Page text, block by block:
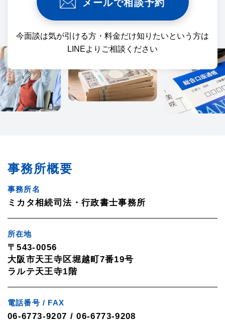
メールで相談予約
今面談は気が引ける方・料金だけ知りたいという方は
LINEよりご相談ください
事務所概要
事務所名
ミカタ相続司法・行政書士事務所
所在地
〒543-0056
大阪市天王寺区堀越町7番19号
ラルテ天王寺1階
電話番号 / FAX
06-6773-9207 / 06-6773-9208